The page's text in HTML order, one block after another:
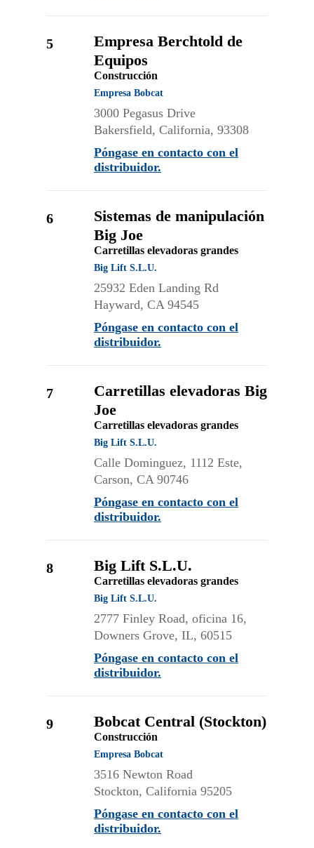
5
Empresa Berchtold de
Equipos
Construcción
Empresa Bobcat
3000 Pegasus Drive
Bakersfield, California, 93308
Póngase en contacto con el
distribuidor.
6
Sistemas de manipulación
Big Joe
Carretillas elevadoras grandes
Big Lift S.L.U.
25932 Eden Landing Rd
Hayward, CA 94545
Póngase en contacto con el
distribuidor.
7
Carretillas elevadoras Big
Joe
Carretillas elevadoras grandes
Big Lift S.L.U.
Calle Dominguez, 1112 Este,
Carson, CA 90746
Póngase en contacto con el
distribuidor.
8 Big Lift S.L.U.
Carretillas elevadoras grandes
Big Lift S.L.U.
2777 Finley Road, oficina 16,
Downers Grove, IL, 60515
Póngase en contacto con el
distribuidor.
9 Bobcat Central (Stockton)
Construcción
Empresa Bobcat
3516 Newton Road
Stockton, California 95205
Póngase en contacto con el
distribuidor.